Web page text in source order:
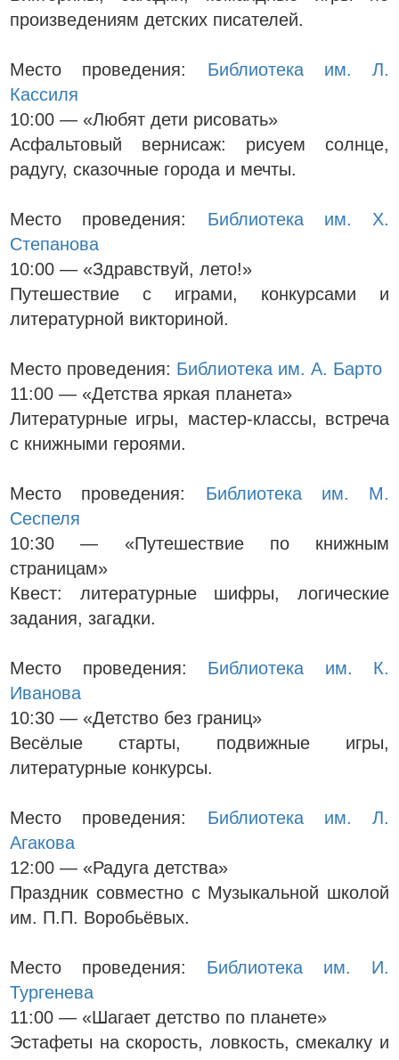
произведениям детских писателей.
Место проведения: Библиотека им. Л.
Кассиля
10:00 — «Любят дети рисовать»
Асфальтовый вернисаж: рисуем солнце,
радугу, сказочные города и мечты.
Место проведения: Библиотека им. Х.
Степанова
10:00 — «Здравствуй, лето!»
Путешествие с играми, конкурсами и
литературной викториной.
Место проведения: Библиотека им. А. Барто
11:00 — «Детства яркая планета»
Литературные игры, мастер-классы, встреча
с книжными героями.
Место проведения: Библиотека им. М.
Сеспеля
10:30 — «Путешествие по книжным
страницам»
Квест: литературные шифры, логические
задания, загадки.
Место проведения: Библиотека им. К.
Иванова
10:30 — «Детство без границ»
Весёлые старты, подвижные игры,
литературные конкурсы.
Место проведения: Библиотека им. Л.
Агакова
12:00 — «Радуга детства»
Праздник совместно с Музыкальной школой
им. П.П. Воробьёвых.
Место проведения: Библиотека им. И.
Тургенева
11:00 — «Шагает детство по планете»
Эстафеты на скорость, ловкость, смекалку и